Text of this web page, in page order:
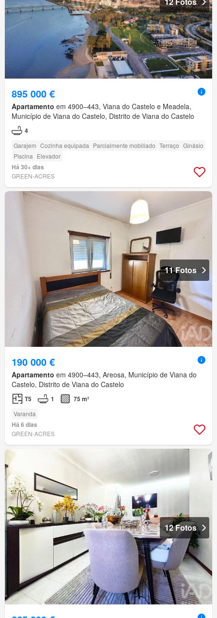
895 000 €
Apartamento em 4900–443, Viana do Castelo e Meadela,
Município de Viana do Castelo, Distrito de Viana do Castelo
4
Garajem Cozinha equipada Parcialmente mobiliado Terraço Ginásio
Piscina Elevador
Há 30+ dias
GREEN-ACRES
11 Fotos
190 000 €
Apartamento em 4900–443, Areosa, Município de Viana do
Castelo, Distrito de Viana do Castelo
T5 1 75 m²
Varanda
Há 6 dias
GREEN-ACRES
12 Fotos